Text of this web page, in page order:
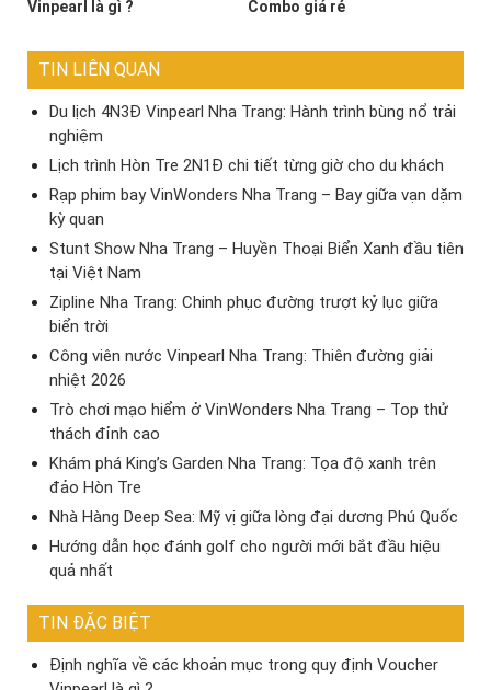
Vinpearl là gì ?
Combo giá rẻ
TIN LIÊN QUAN
Du lịch 4N3Đ Vinpearl Nha Trang: Hành trình bùng nổ trải
nghiệm
Lịch trình Hòn Tre 2N1Đ chi tiết từng giờ cho du khách
Rạp phim bay VinWonders Nha Trang – Bay giữa vạn dặm
kỳ quan
Stunt Show Nha Trang – Huyền Thoại Biển Xanh đầu tiên
tại Việt Nam
Zipline Nha Trang: Chinh phục đường trượt kỷ lục giữa
biển trời
Công viên nước Vinpearl Nha Trang: Thiên đường giải
nhiệt 2026
Trò chơi mạo hiểm ở VinWonders Nha Trang – Top thử
thách đỉnh cao
Khám phá King’s Garden Nha Trang: Tọa độ xanh trên
đảo Hòn Tre
Nhà Hàng Deep Sea: Mỹ vị giữa lòng đại dương Phú Quốc
Hướng dẫn học đánh golf cho người mới bắt đầu hiệu
quả nhất
TIN ĐẶC BIỆT
Định nghĩa về các khoản mục trong quy định Voucher